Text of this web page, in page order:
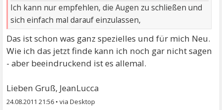
Ich kann nur empfehlen, die Augen zu schließen und
sich einfach mal darauf einzulassen,
Das ist schon was ganz spezielles und für mich Neu.
Wie ich das jetzt finde kann ich noch gar nicht sagen
- aber beeindruckend ist es allemal.
Lieben Gruß, JeanLucca
24.08.2011 21:56 •